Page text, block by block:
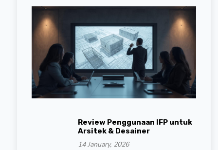
Review Penggunaan IFP untuk
Arsitek & Desainer
14 January, 2026